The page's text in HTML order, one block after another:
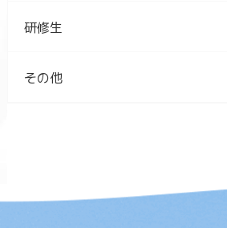
研修生
その他